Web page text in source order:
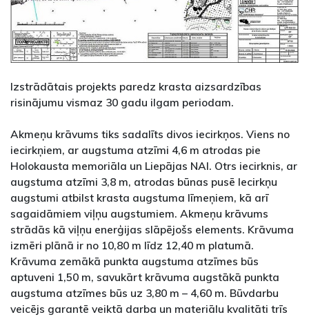
Izstrādātais projekts paredz krasta aizsardzības
risinājumu vismaz 30 gadu ilgam periodam.
Akmeņu krāvums tiks sadalīts divos iecirkņos. Viens no
iecirkņiem, ar augstuma atzīmi 4,6 m atrodas pie
Holokausta memoriāla un Liepājas NAI. Otrs iecirknis, ar
augstuma atzīmi 3,8 m, atrodas būnas pusē Iecirkņu
augstumi atbilst krasta augstuma līmeņiem, kā arī
sagaidāmiem viļņu augstumiem. Akmeņu krāvums
strādās kā viļņu enerģijas slāpējošs elements. Krāvuma
izmēri plānā ir no 10,80 m līdz 12,40 m platumā.
Krāvuma zemākā punkta augstuma atzīmes būs
aptuveni 1,50 m, savukārt krāvuma augstākā punkta
augstuma atzīmes būs uz 3,80 m – 4,60 m. Būvdarbu
veicējs garantē veiktā darba un materiālu kvalitāti trīs